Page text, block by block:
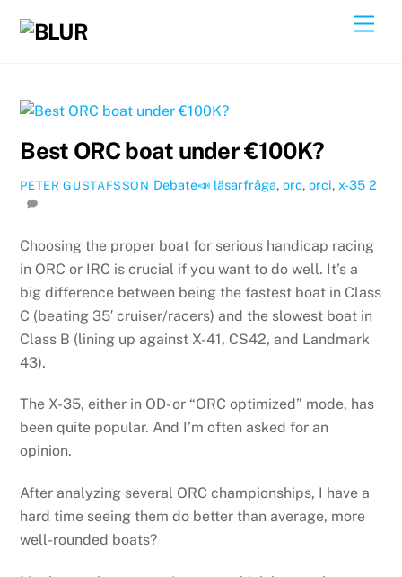
Best ORC boat under €100K?
PETER GUSTAFSSON Debate📣 läsarfråga, orc, orci, x-35 2
Choosing the proper boat for serious handicap racing
in ORC or IRC is crucial if you want to do well. It’s a
big difference between being the fastest boat in Class
C (beating 35′ cruiser/racers) and the slowest boat in
Class B (lining up against X-41, CS42, and Landmark
43).
The X-35, either in OD- or “ORC optimized” mode, has
been quite popular. And I’m often asked for an
opinion.
After analyzing several ORC championships, I have a
hard time seeing them do better than average, more
well-rounded boats?